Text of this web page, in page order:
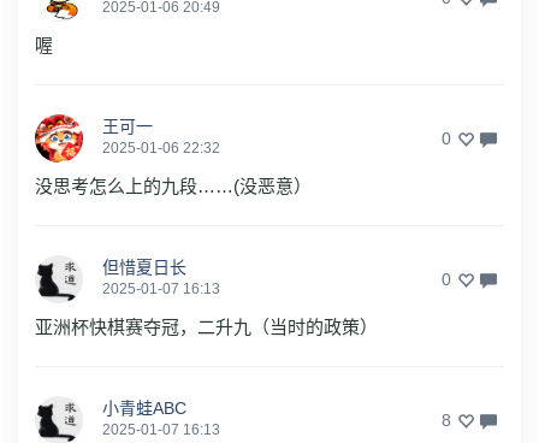
2025-01-06 20:49
喔
王可一
2025-01-06 22:32 0
没思考怎么上的九段……(没恶意）
但惜夏日长
2025-01-07 16:13 0
亚洲杯快棋赛夺冠，二升九（当时的政策）
小青蛙ABC
2025-01-07 16:13 8